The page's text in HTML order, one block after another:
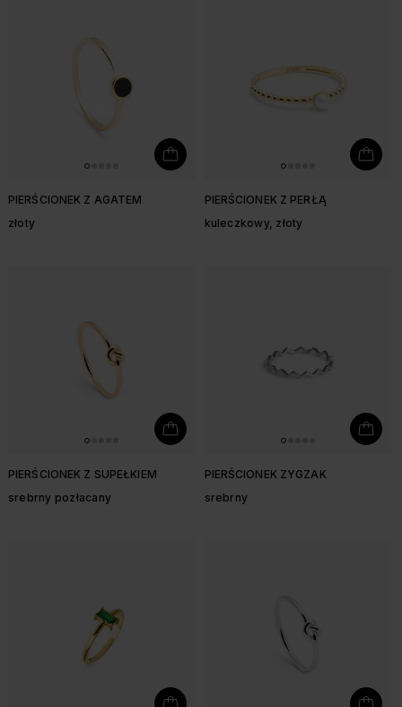
PIERŚCIONEK Z AGATEM
złoty
PIERŚCIONEK Z PERŁĄ
kuleczkowy, złoty
PIERŚCIONEK Z SUPEŁKIEM
srebrny pozłacany
PIERŚCIONEK ZYGZAK
srebrny